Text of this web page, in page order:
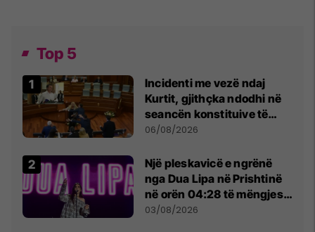
Top 5
Incidenti me vezë ndaj
Kurtit, gjithçka ndodhi në
seancën konstituive të
Kuvendit
06/08/2026
Një pleskavicë e ngrënë
nga Dua Lipa në Prishtinë
në orën 04:28 të mëngjesit
- dhe bota digjitale serbe
03/08/2026